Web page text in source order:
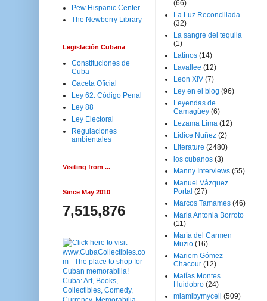
Pew Hispanic Center
The Newberry Library
Legislación Cubana
Constituciones de
Cuba
Gaceta Oficial
Ley 62. Código Penal
Ley 88
Ley Electoral
Regulaciones
ambientales
Visiting from ...
Since May 2010
7,515,876
(66)
La Luz Reconciliada
(32)
La sangre del tequila
(1)
Latinos (14)
Lavallee (12)
Leon XIV (7)
Ley en el blog (96)
Leyendas de
Camagüey (6)
Lezama Lima (12)
Lidice Nuñez (2)
Literature (2480)
los cubanos (3)
Manny Interviews (55)
Manuel Vázquez
Portal (27)
Marcos Tamames (46)
Maria Antonia Borroto
(11)
María del Carmen
Muzio (16)
Mariem Gómez
Chacour (12)
Matías Montes
Huidobro (24)
miamibymycell
(509)